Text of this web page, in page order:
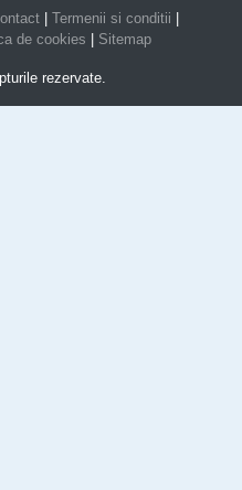
Termenii si conditii
de cookies Sitemap
rezervate.